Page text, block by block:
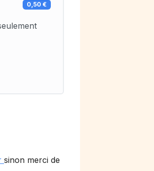
0,50 €
sinon merci de